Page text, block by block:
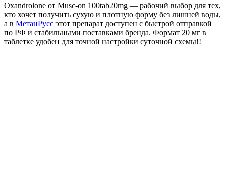
Oxandrolone от Musc-on 100tab20mg — рабочий выбор для тех,
кто хочет получить сухую и плотную форму без лишней воды,
а в МетанРусс этот препарат доступен с быстрой отправкой
по РФ и стабильными поставками бренда. Формат 20 мг в
таблетке удобен для точной настройки суточной схемы!!